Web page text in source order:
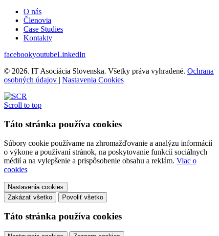
O nás
Členovia
Case Studies
Kontakty
facebookyoutubeLinkedIn
© 2026. IT Asociácia Slovenska. Všetky práva vyhradené. Ochrana
osobných údajov | Nastavenia Cookies
Scroll to top
Táto stránka používa cookies
Súbory cookie používame na zhromažďovanie a analýzu informácií
o výkone a používaní stránok, na poskytovanie funkcií sociálnych
médií a na vylepšenie a prispôsobenie obsahu a reklám. Viac o
cookies
Nastavenia cookies
Zakázať všetko
Povoliť všetko
Táto stránka používa cookies